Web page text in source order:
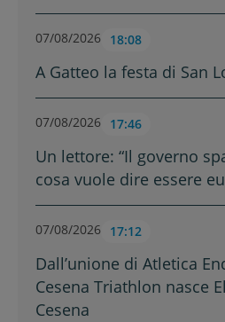
07/08/2026 18:08
A Gatteo la festa di San
07/08/2026 17:46
Un lettore: “Il governo
cosa vuole dire essere
07/08/2026 17:12
Dall’unione di Atletica
Cesena Triathlon nasce
Cesena